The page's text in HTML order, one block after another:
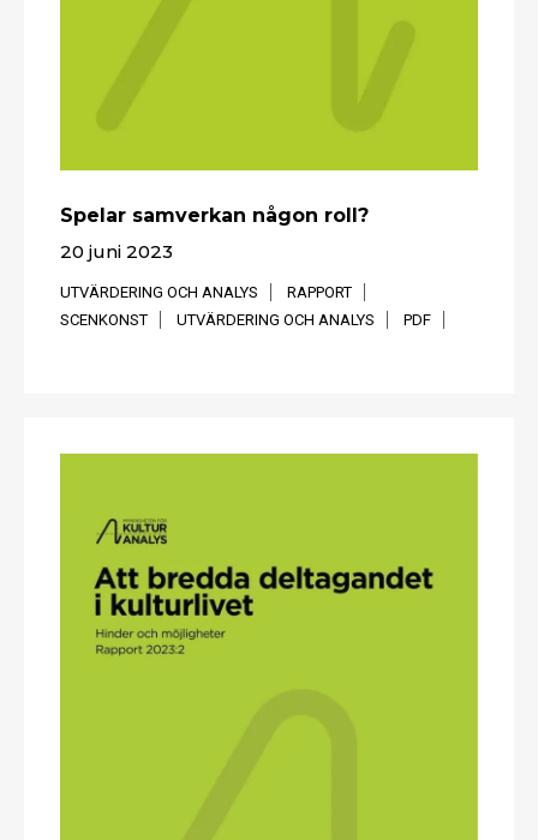
Spelar samverkan någon roll?
20 juni 2023
UTVÄRDERING OCH ANALYS
RAPPORT
SCENKONST
UTVÄRDERING OCH ANALYS PDF